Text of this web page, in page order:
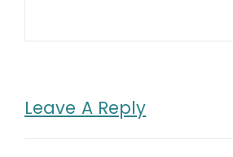
Leave A Reply